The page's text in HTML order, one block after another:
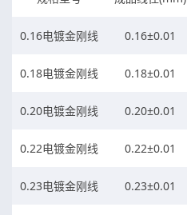
0.16电镀金刚线 0.16±0.01
0.18电镀金刚线 0.18±0.01
0.20电镀金刚线 0.20±0.01
0.22电镀金刚线 0.22±0.01
0.23电镀金刚线 0.23±0.01